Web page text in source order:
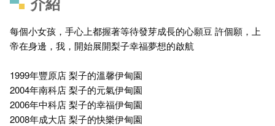
每個小女孩，手心上都握著等待發芽成長的心願豆 許個願，上
帝在身邊，我，開始展開梨子幸福夢想的啟航
1999年豐原店 梨子的溫馨伊甸園
2004年南科店 梨子的元氣伊甸園
2006年中科店 梨子的幸福伊甸園
2008年成大店 梨子的快樂伊甸園